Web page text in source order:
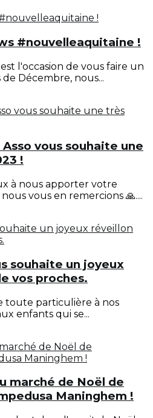
#nouvelleaquitaine !
l'occasion de vous faire un
Décembre, nous...
vous souhaite une
!
à nous apporter votre
vous en remercions 🙏....
souhaite un joyeux
vos proches.
toute particulière à nos
enfants qui se...
marché de Noël de
Maninghem !